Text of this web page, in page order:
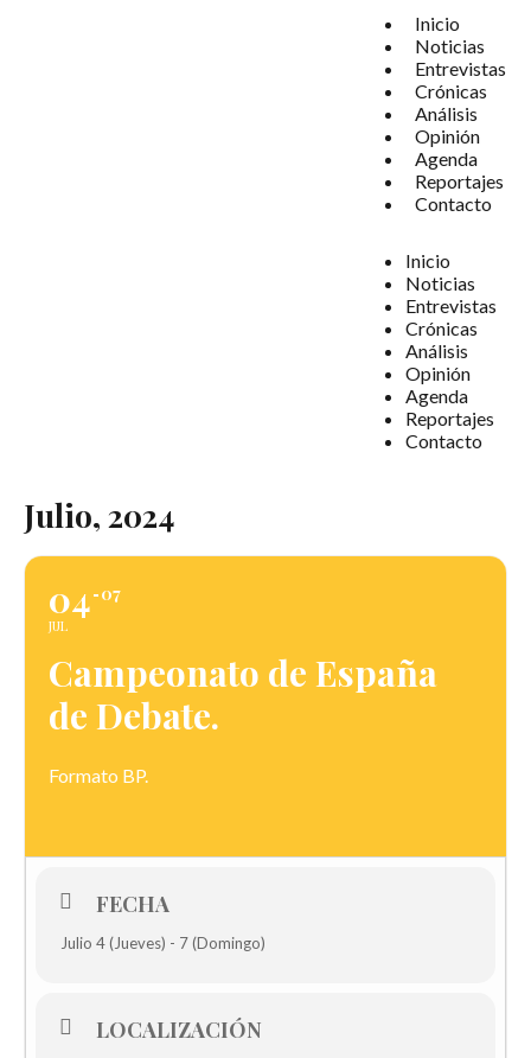
Inicio
Noticias
Entrevistas
Crónicas
Análisis
Opinión
Agenda
Reportajes
Contacto
Inicio
Noticias
Entrevistas
Crónicas
Análisis
Opinión
Agenda
Reportajes
Contacto
Julio, 2024
04
JUL
07
Campeonato de España
de Debate.
Formato BP.
FECHA
Julio 4 (Jueves) - 7 (Domingo)
LOCALIZACIÓN